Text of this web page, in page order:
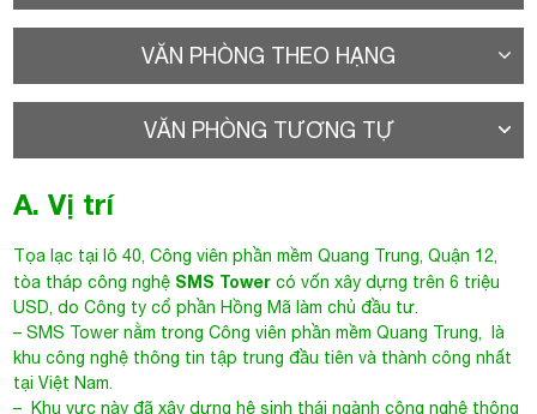
VĂN PHÒNG THEO HẠNG
VĂN PHÒNG TƯƠNG TỰ
A. Vị trí
Tọa lạc tại lô 40, Công viên phần mềm Quang Trung, Quận 12,
tòa tháp công nghệ SMS Tower có vốn xây dựng trên 6 triệu
USD, do Công ty cổ phần Hồng Mã làm chủ đầu tư.
– SMS Tower nằm trongCông viên phần mềm Quang Trung, là
khu công nghệ thông tin tập trung đầu tiên và thành công nhất
tại Việt Nam.
– Khu vực này đã xây dựng hệ sinh thái ngành công nghệ thông